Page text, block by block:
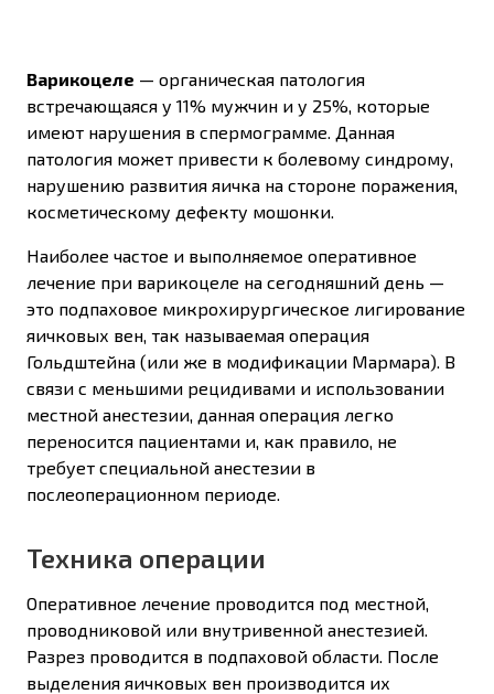
Варикоцеле — органическая патология
встречающаяся у 11% мужчин и у 25%, которые
имеют нарушения в спермограмме. Данная
патология может привести к болевому синдрому,
нарушению развития яичка на стороне поражения,
косметическому дефекту мошонки.
Наиболее частое и выполняемое оперативное
лечение при варикоцеле на сегодняшний день —
это подпаховое микрохирургическое лигирование
яичковых вен, так называемая операция
Гольдштейна (или же в модификации Мармара). В
связи с меньшими рецидивами и использовании
местной анестезии, данная операция легко
переносится пациентами и, как правило, не
требует специальной анестезии в
послеоперационном периоде.
Техника операции
Оперативное лечение проводится под местной,
проводниковой или внутривенной анестезией.
Разрез проводится в подпаховой области. После
выделения яичковых вен производится их